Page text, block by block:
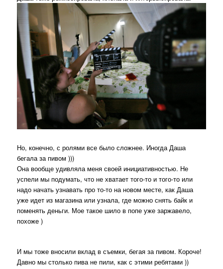
Но, конечно, с ролями все было сложнее. Иногда Даша
бегала за пивом )))
Она вообще удивляла меня своей инициативностью. Не
успели мы подумать, что не хватает того-то и того-то или
надо начать узнавать про то-то на новом месте, как Даша
уже идет из магазина или узнала, где можно снять байк и
поменять деньги. Мое такое шило в попе уже заржавело,
похоже )
И мы тоже вносили вклад в съемки, бегая за пивом. Короче!
Давно мы столько пива не пили, как с этими ребятами ))